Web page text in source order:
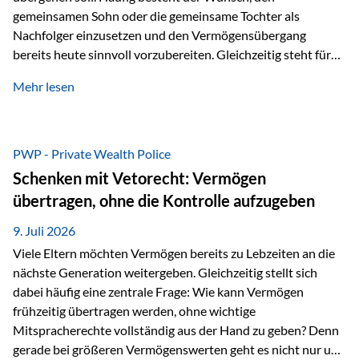
gemeinsamen Sohn oder die gemeinsame Tochter als
Nachfolger einzusetzen und den Vermögensübergang
bereits heute sinnvoll vorzubereiten. Gleichzeitig steht für
passiert, wenn einer der beiden verstirbt? Der überlebende
Vermögen verfügen können. Genau für diese
Ausgangssituation bietet die Private Wealth Police der
Vienna-Life eine durchdachte Gestaltungsmöglichkeit. Die
Ausgangssituation Stellen Sie sich folgendes Beispiel vor:
Ein…
Mehr lesen
PWP - Private Wealth Police
Schenken mit Vetorecht: Vermögen
übertragen, ohne die Kontrolle aufzugeben
9. Juli 2026
Viele Eltern möchten Vermögen bereits zu Lebzeiten an die
nächste Generation weitergeben. Gleichzeitig stellt sich
dabei häufig eine zentrale Frage: Wie kann Vermögen
frühzeitig übertragen werden, ohne wichtige
Mitspracherechte vollständig aus der Hand zu geben? Denn
gerade bei größeren Vermögenswerten geht es nicht nur um